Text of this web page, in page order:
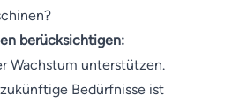
berücksichtigen:
Wachstum unterstützen.
Bedürfnisse ist